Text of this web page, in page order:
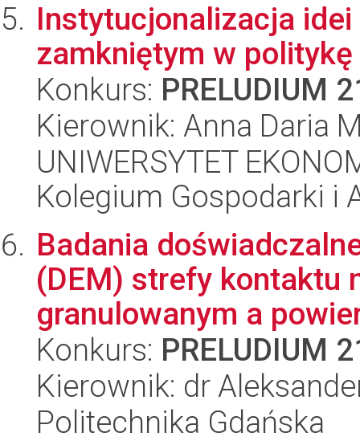
Instytucjonalizacja
zamkniętym w
Konkurs: PRELUDIUM
Kierownik: Anna Daria
UNIWERSYTET
Kolegium Gospodarki i
Badania
(DEM) strefy kontaktu
granulowanym a
Konkurs: PRELUDIUM
Kierownik: dr
Politechnika Gdańska